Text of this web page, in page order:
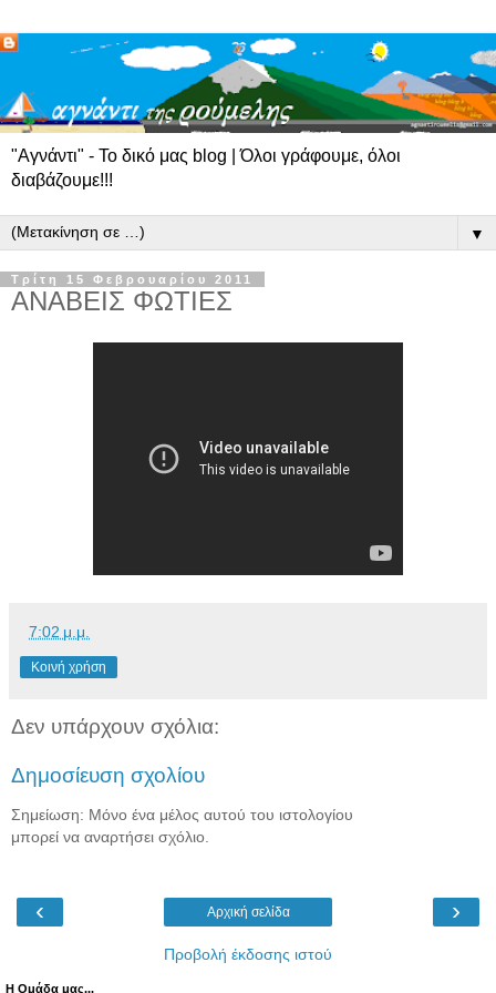
"Αγνάντι" - Το δικό μας blog | Όλοι γράφουμε, όλοι
διαβάζουμε!!!
▼
Τρίτη 15 Φεβρουαρίου 2011
ANAΒΕΙΣ ΦΩΤΙΕΣ
7:02 μ.μ.
Κοινή χρήση
Δεν υπάρχουν σχόλια:
Δημοσίευση σχολίου
Σημείωση: Μόνο ένα μέλος αυτού του ιστολογίου
μπορεί να αναρτήσει σχόλιο.
‹ ›
Αρχική σελίδα
Προβολή έκδοσης ιστού
Η Ομάδα μας...